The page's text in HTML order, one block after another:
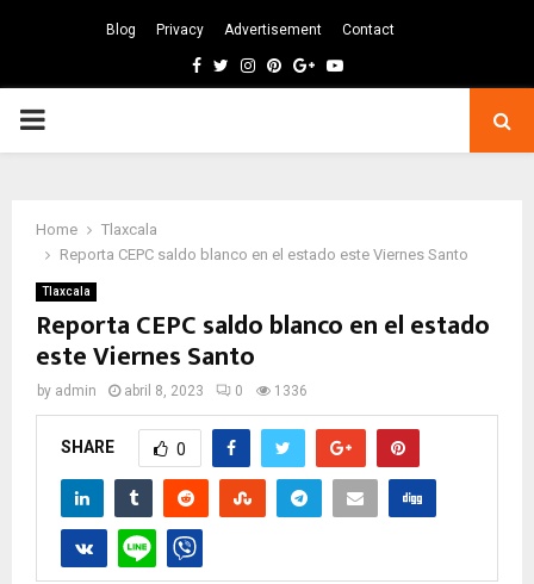
Blog Privacy Advertisement Contact
Facebook
TwitterInstagram
Pinterest
GoogleYoutube
PRIMARY
Home
Tlaxcala
Reporta CEPC saldo blanco en el estado este Viernes Santo
Tlaxcala
Reporta CEPC saldo blanco en el estado
este Viernes Santo
by admin abril 8, 2023 0 1336
SHARE 0